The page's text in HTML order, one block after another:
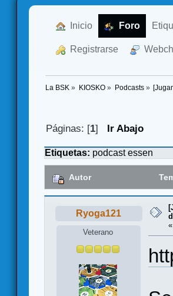
Inicio Foro
Registrarse
La BSK » KIOSKO» Podcasts»
Páginas: [1] Ir Abajo
Etiquetas: podcast essen
Autor
Ryoga121
Veterano
«